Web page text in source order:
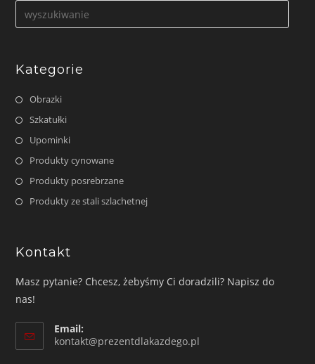
Formularz
wyszukiwania
Kategorie
Obrazki
Szkatułki
Upominki
Produkty cynowane
Produkty posrebrzane
Produkty ze stali szlachetnej
Kontakt
Masz pytanie? Chcesz, żebyśmy Ci doradzili? Napisz do
nas!
Email:
kontakt@prezentdlakazdego.pl